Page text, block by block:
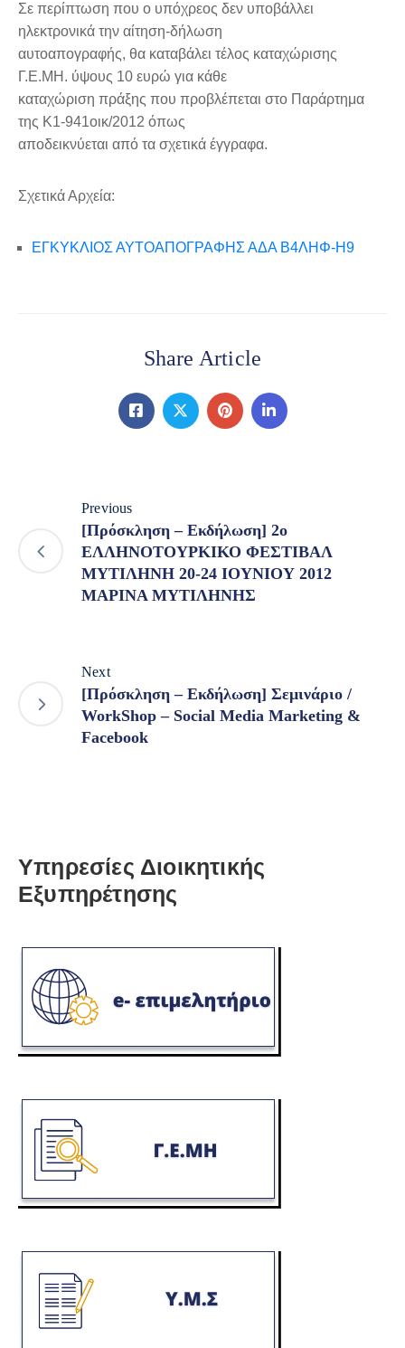
Σε περίπτωση που ο υπόχρεος δεν υποβάλλει
ηλεκτρονικά την αίτηση-δήλωση
αυτοαπογραφής, θα καταβάλει τέλος καταχώρισης
Γ.Ε.ΜΗ. ύψους 10 ευρώ για κάθε
καταχώριση πράξης που προβλέπεται στο Παράρτημα
της Κ1-941οικ/2012 όπως
αποδεικνύεται από τα σχετικά έγγραφα.
Σχετικά Αρχεία:
ΕΓΚΥΚΛΙΟΣ ΑΥΤΟΑΠΟΓΡΑΦΗΣ ΑΔΑ Β4ΛΗΦ-Η9
Share Article
Previous
[Πρόσκληση – Εκδήλωση] 2o
ΕΛΛΗΝΟΤΟΥΡΚΙΚΟ ΦΕΣΤΙΒΑΛ
ΜΥΤΙΛΗΝΗ 20-24 ΙΟΥΝΙΟΥ 2012
ΜΑΡΙΝΑ ΜΥΤΙΛΗΝΗΣ
Next
[Πρόσκληση – Εκδήλωση] Σεμινάριο /
WorkShop – Social Media Marketing &
Facebook
Υπηρεσίες Διοικητικής
Εξυπηρέτησης